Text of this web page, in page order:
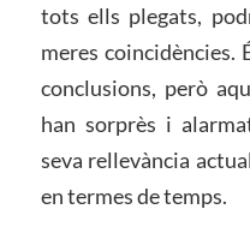
tots ells plegats,
meres coincidències.
conclusions, però
han sorprès i
seva rellevància
en termes de temps.